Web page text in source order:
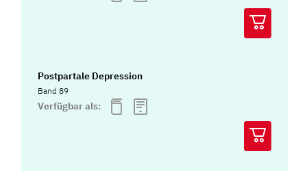
Postpartale Depression
Band 89
Verfügbar als: